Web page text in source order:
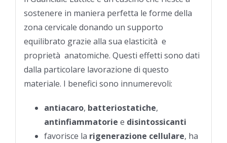
sostenere in maniera perfetta le forme della
zona cervicale donando un supporto
equilibrato grazie alla sua elasticità e
proprietà anatomiche. Questi effetti sono dati
dalla particolare lavorazione di questo
materiale. I benefici sono innumerevoli:
antiacaro, batteriostatiche,
antinfiammatorie e disintossicanti
favorisce la rigenerazione cellulare, ha